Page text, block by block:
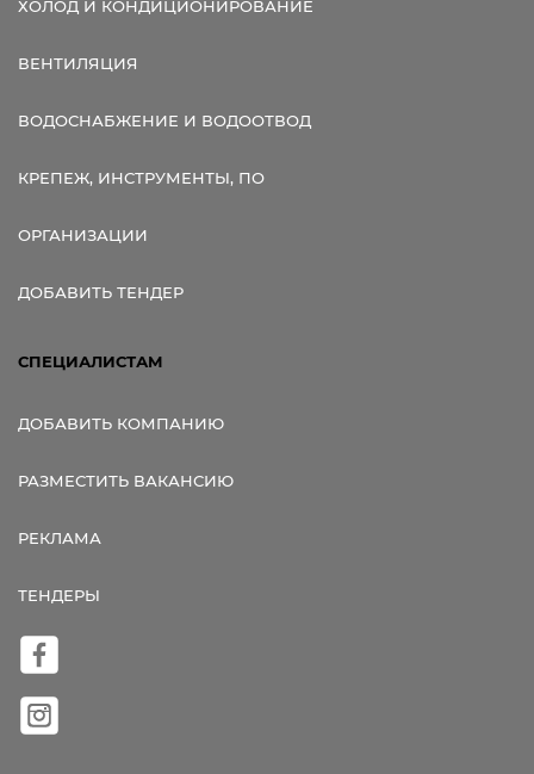
ХОЛОД И КОНДИЦИОНИРОВАНИЕ
ВЕНТИЛЯЦИЯ
ВОДОСНАБЖЕНИЕ И ВОДООТВОД
КРЕПЕЖ, ИНСТРУМЕНТЫ, ПО
ОРГАНИЗАЦИИ
ДОБАВИТЬ ТЕНДЕР
СПЕЦИАЛИСТАМ
ДОБАВИТЬ КОМПАНИЮ
РАЗМЕСТИТЬ ВАКАНСИЮ
РЕКЛАМА
ТЕНДЕРЫ